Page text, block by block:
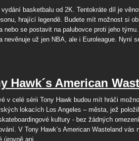
vydání basketbalu od 2K. Tentokráte díl je
hrající legendě. Budete mít možnost si
nebo se postavit na palubovce proti jeho
nevěnuje už jen NBA, ale i Euroleague. Nyní
Hawk´s American
v celé sérii Tony Hawk budou mít hráči
lokacích Los Angeles – města, jež
kultury - bez žádných
V Tony Hawk’s American Wasteland vás
úrovně ani...